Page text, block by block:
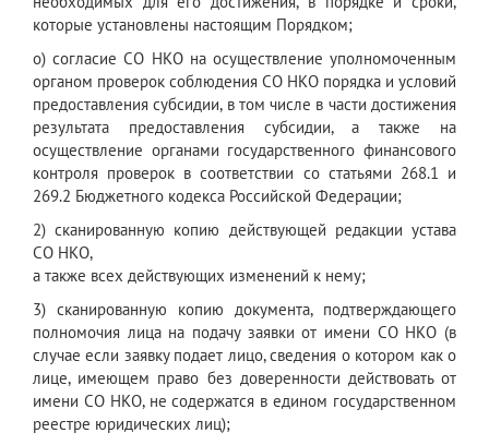
которые установлены настоящим Порядком;
о) согласие СО НКО на осуществление уполномоченным
органом проверок соблюдения СО НКО порядка и условий
предоставления субсидии, в том числе в части достижения
результата предоставления субсидии, а также на
осуществление органами государственного финансового
контроля проверок в соответствии со статьями 268.1 и
269.2 Бюджетного кодекса Российской Федерации;
2) сканированную копию действующей редакции устава
СО НКО,
а также всех действующих изменений к нему;
3) сканированную копию документа, подтверждающего
полномочия лица на подачу заявки от имени СО НКО (в
случае если заявку подает лицо, сведения о котором как о
лице, имеющем право без доверенности действовать от
имени СО НКО, не содержатся в едином государственном
реестре юридических лиц);